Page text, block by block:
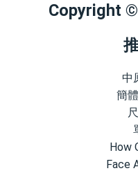
Copyright
中
簡
How
Face